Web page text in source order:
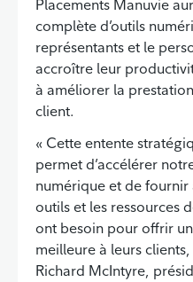
Placements Manuvie
complète d’outils
représentants et le
accroître leur
à améliorer la
client.
« Cette entente
permet d’accélérer
numérique et de fournir
outils et les ressources
ont besoin pour offrir
meilleure à leurs
Richard McIntyre,